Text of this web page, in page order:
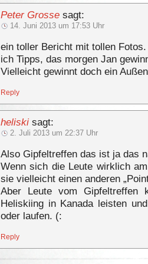
Peter Grosse sagt:
14. Juni 2013 um 17:53 Uhr
ein toller Bericht mit tollen Fotos.
ich Tipps, das morgen Jan
Vielleicht gewinnt doch ein
Reply
heliski sagt:
2. Juli 2013 um 22:37 Uhr
Also Gipfeltreffen das ist ja das
Wenn sich die Leute wirklich
sie vielleicht einen anderen
Aber Leute vom Gipfeltreffen
Heliskiing in Kanada leisten
oder laufen. (:
Reply